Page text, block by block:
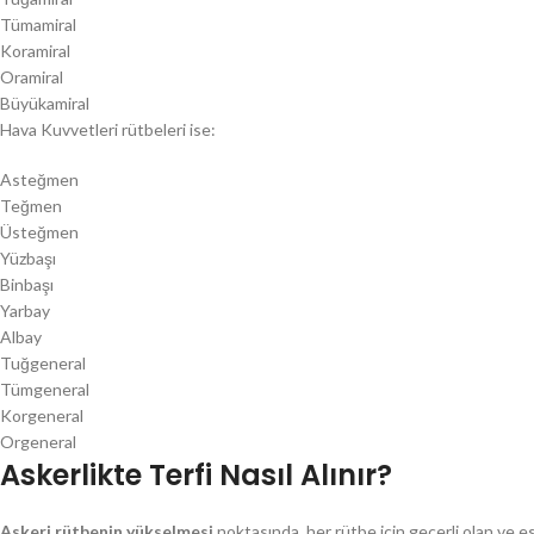
Tümamiral
Koramiral
Oramiral
Büyükamiral
Hava Kuvvetleri rütbeleri ise:
Asteğmen
Teğmen
Üsteğmen
Yüzbaşı
Binbaşı
Yarbay
Albay
Tuğgeneral
Tümgeneral
Korgeneral
Orgeneral
Askerlikte Terfi Nasıl Alınır?